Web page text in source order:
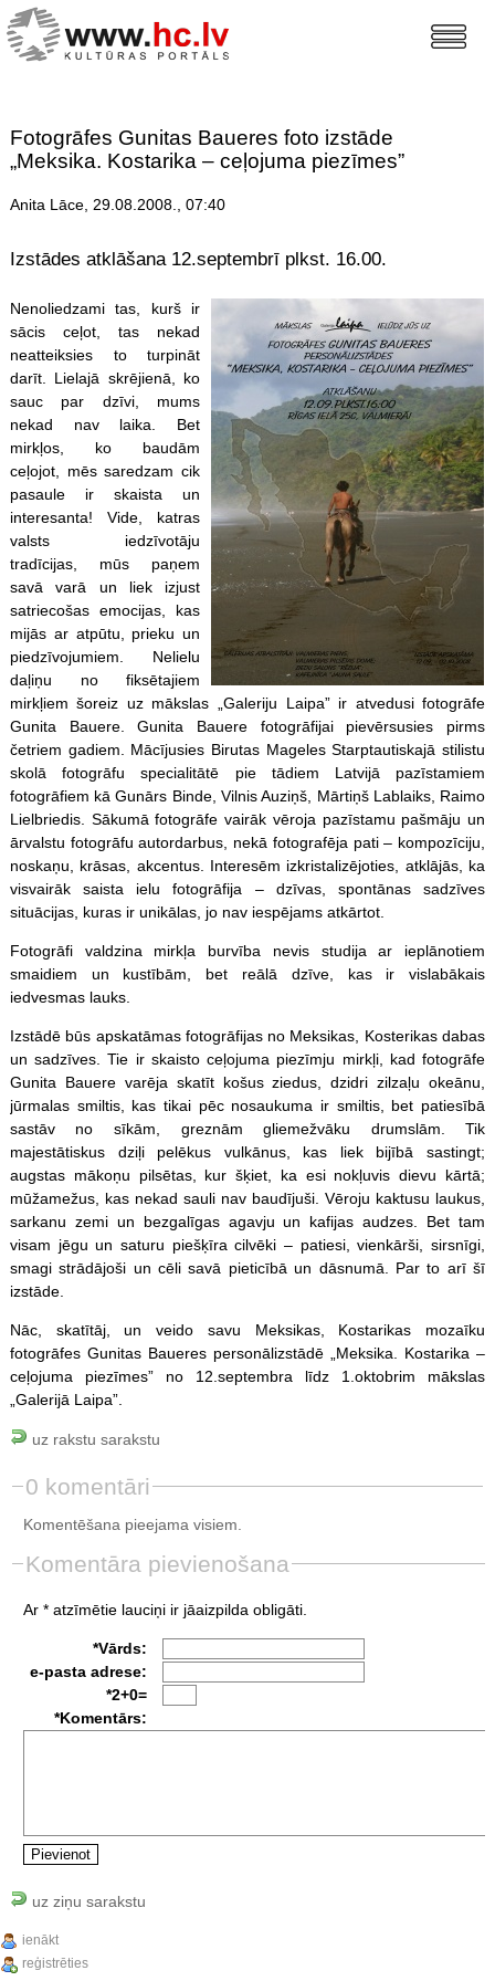
Fotogrāfes Gunitas Baueres foto izstāde
„Meksika. Kostarika – ceļojuma piezīmes”
Anita Lāce, 29.08.2008., 07:40
Izstādes atklāšana 12.septembrī plkst. 16.00.
Nenoliedzami tas, kurš ir
sācis ceļot, tas nekad
neatteiksies to turpināt
darīt. Lielajā skrējienā, ko
sauc par dzīvi, mums
nekad nav laika. Bet
mirkļos, ko baudām
ceļojot, mēs saredzam cik
pasaule ir skaista un
interesanta! Vide, katras
valsts iedzīvotāju
tradīcijas, mūs paņem
savā varā un liek izjust
satriecošas emocijas, kas
mijās ar atpūtu, prieku un
piedzīvojumiem. Nelielu
daļiņu no fiksētajiem
mirkļiem šoreiz uz mākslas „Galeriju Laipa” ir atvedusi fotogrāfe
Gunita Bauere. Gunita Bauere fotogrāfijai pievērsusies pirms
četriem gadiem. Mācījusies Birutas Mageles Starptautiskajā stilistu
skolā fotogrāfu specialitātē pie tādiem Latvijā pazīstamiem
fotogrāfiem kā Gunārs Binde, Vilnis Auziņš, Mārtiņš Lablaiks, Raimo
Lielbriedis. Sākumā fotogrāfe vairāk vēroja pazīstamu pašmāju un
ārvalstu fotogrāfu autordarbus, nekā fotografēja pati – kompozīciju,
noskaņu, krāsas, akcentus. Interesēm izkristalizējoties, atklājās, ka
visvairāk saista ielu fotogrāfija – dzīvas, spontānas sadzīves
situācijas, kuras ir unikālas, jo nav iespējams atkārtot.
Fotogrāfi valdzina mirkļa burvība nevis studija ar ieplānotiem
smaidiem un kustībām, bet reālā dzīve, kas ir vislabākais
iedvesmas lauks.
Izstādē būs apskatāmas fotogrāfijas no Meksikas, Kosterikas dabas
un sadzīves. Tie ir skaisto ceļojuma piezīmju mirkļi, kad fotogrāfe
Gunita Bauere varēja skatīt košus ziedus, dzidri zilzaļu okeānu,
jūrmalas smiltis, kas tikai pēc nosaukuma ir smiltis, bet patiesībā
sastāv no sīkām, greznām gliemežvāku drumslām. Tik
majestātiskus dziļi pelēkus vulkānus, kas liek bijībā sastingt;
augstas mākoņu pilsētas, kur šķiet, ka esi nokļuvis dievu kārtā;
mūžamežus, kas nekad sauli nav baudījuši. Vēroju kaktusu laukus,
sarkanu zemi un bezgalīgas agavju un kafijas audzes. Bet tam
visam jēgu un saturu piešķīra cilvēki – patiesi, vienkārši, sirsnīgi,
smagi strādājoši un cēli savā pieticībā un dāsnumā. Par to arī šī
izstāde.
Nāc, skatītāj, un veido savu Meksikas, Kostarikas mozaīku
fotogrāfes Gunitas Baueres personālizstādē „Meksika. Kostarika –
ceļojuma piezīmes” no 12.septembra līdz 1.oktobrim mākslas
„Galerijā Laipa”.
uz rakstu sarakstu
0 komentāri
Komentēšana pieejama visiem.
Komentāra pievienošana
Ar * atzīmētie lauciņi ir jāaizpilda obligāti.
*Vārds:
e-pasta adrese:
*2+0=
*Komentārs:
uz ziņu sarakstu
ienākt
reģistrēties